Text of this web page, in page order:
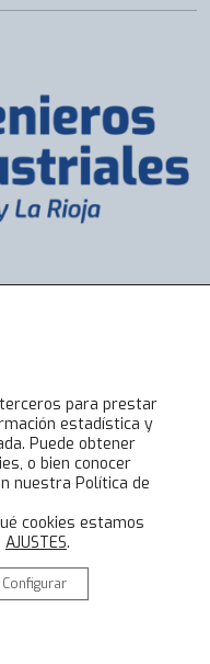
para prestar
estadística y
Puede obtener
o bien conocer
nuestra Política de
cookies estamos
AJUSTES.
Configurar